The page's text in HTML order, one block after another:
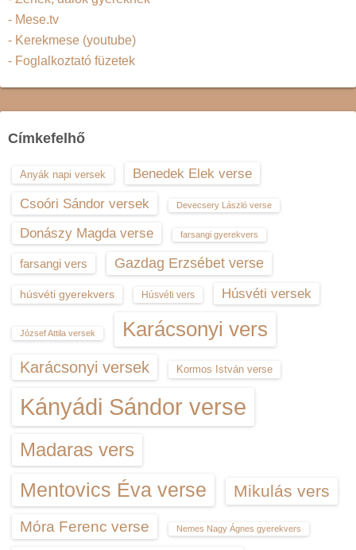
- Mese.tv
- Kerekmese (youtube)
- Foglalkoztató füzetek
Címkefelhő
Anyák napi versek
Benedek Elek verse
Csoóri Sándor versek
Devecsery László verse
Donászy Magda verse farsangi gyerekvers
farsangi vers Gazdag Erzsébet verse
húsvéti gyerekvers Húsvéti vers Húsvéti versek
József Attila versek Karácsonyi vers
Karácsonyi versek Kormos István verse
Kányádi Sándor verse
Madaras vers
Mentovics Éva verse Mikulás vers
Móra Ferenc verse Nemes Nagy Ágnes gyerekvers